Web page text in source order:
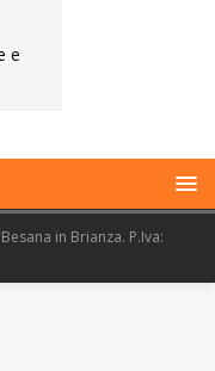
e
in Brianza. P.Iva: